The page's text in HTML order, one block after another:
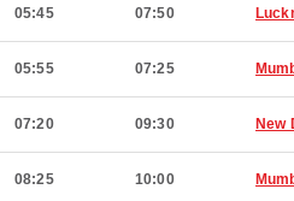
05:45 07:50
05:55 07:25
07:20 09:30 New
08:25 10:00